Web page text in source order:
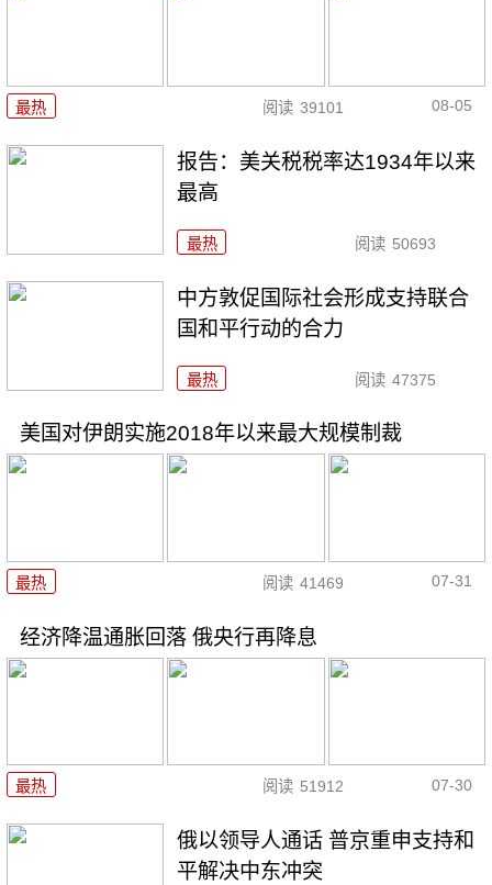
最热 阅读 39101 08-05
报告：美关税税率达1934年以来
最高
最热 阅读 50693
中方敦促国际社会形成支持联合
国和平行动的合力
最热 阅读 47375
美国对伊朗实施2018年以来最大规模制裁
最热 阅读 41469 07-31
经济降温通胀回落 俄央行再降息
最热 阅读 51912 07-30
俄以领导人通话 普京重申支持和
平解决中东冲突